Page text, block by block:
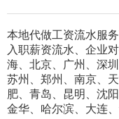
本地代做工资流水服
入职薪资流水、企业
海、北京、广州、深
苏州、郑州、南京、
肥、青岛、昆明、沈
金华、哈尔滨、大连